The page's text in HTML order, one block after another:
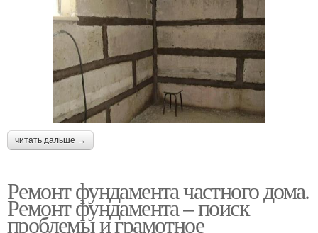
читать дальше →
Ремонт фундамента частного дома.
Ремонт фундамента – поиск
проблемы и грамотное